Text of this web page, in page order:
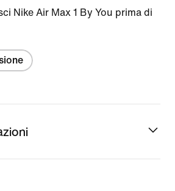
Nike Air Max 1 By You prima di